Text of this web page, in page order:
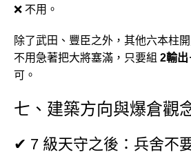
❌ 不用。
除了武田、豐臣之外，其他六本柱
不用急著把大將塞滿，只要組 2輸出
可。
七、建築方向與爆倉觀
✔ 7 級天守之後：兵舍不